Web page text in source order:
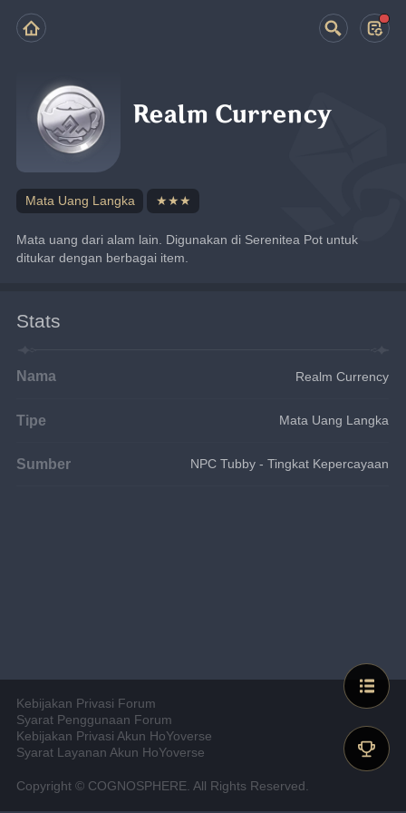
Realm Currency
Mata Uang Langka ★★★
Mata uang dari alam lain. Digunakan di Serenitea Pot untuk
ditukar dengan berbagai item.
Stats
Nama Realm Currency
Tipe Mata Uang Langka
Sumber NPC Tubby - Tingkat Kepercayaan
Kebijakan Privasi Forum
Syarat Penggunaan Forum
Kebijakan Privasi Akun HoYoverse
Syarat Layanan Akun HoYoverse
Copyright © COGNOSPHERE. All Rights Reserved.